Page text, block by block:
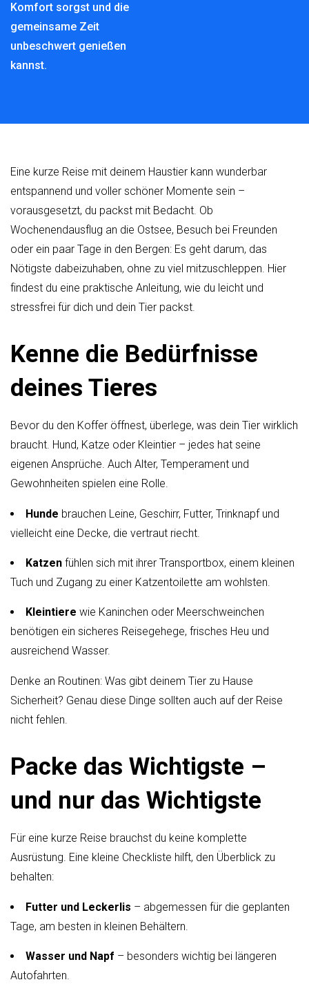
Komfort sorgst und die
gemeinsame Zeit
unbeschwert genießen
kannst.
Eine kurze Reise mit deinem Haustier kann wunderbar
entspannend und voller schöner Momente sein –
vorausgesetzt, du packst mit Bedacht. Ob
Wochenendausflug an die Ostsee, Besuch bei Freunden
oder ein paar Tage in den Bergen: Es geht darum, das
Nötigste dabeizuhaben, ohne zu viel mitzuschleppen. Hier
findest du eine praktische Anleitung, wie du leicht und
stressfrei für dich und dein Tier packst.
Kenne die Bedürfnisse
deines Tieres
Bevor du den Koffer öffnest, überlege, was dein Tier wirklich
braucht. Hund, Katze oder Kleintier – jedes hat seine
eigenen Ansprüche. Auch Alter, Temperament und
Gewohnheiten spielen eine Rolle.
Hunde brauchen Leine, Geschirr, Futter, Trinknapf und
vielleicht eine Decke, die vertraut riecht.
Katzen fühlen sich mit ihrer Transportbox, einem kleinen
Tuch und Zugang zu einer Katzentoilette am wohlsten.
Kleintiere wie Kaninchen oder Meerschweinchen
benötigen ein sicheres Reisegehege, frisches Heu und
ausreichend Wasser.
Denke an Routinen: Was gibt deinem Tier zu Hause
Sicherheit? Genau diese Dinge sollten auch auf der Reise
nicht fehlen.
Packe das Wichtigste –
und nur das Wichtigste
Für eine kurze Reise brauchst du keine komplette
Ausrüstung. Eine kleine Checkliste hilft, den Überblick zu
behalten:
Futter und Leckerlis – abgemessen für die geplanten
Tage, am besten in kleinen Behältern.
Wasser und Napf – besonders wichtig bei längeren
Autofahrten.